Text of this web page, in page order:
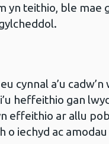
yn teithio, ble mae
cynnal a’u cadw’n
heffeithio gan
effeithio ar allu
iechyd ac